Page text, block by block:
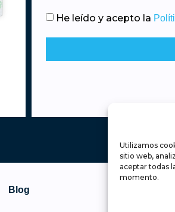
Utilizamos
sitio web,
aceptar todas
momento.
He leído y acepto la
Blog